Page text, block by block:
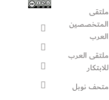
ملتقى
المتخصصين
العرب
ملتقى العرب
للابتكار
متحف نوبل